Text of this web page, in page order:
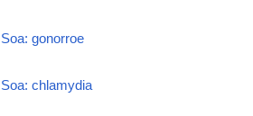
Soa: gonorroe
Soa: chlamydia